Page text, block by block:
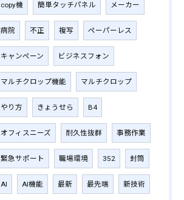
copy機 簡単タッチパネル メーカー
病院 不正 複写 ペーパーレス
キャンペーン ビジネスフォン
マルチクロップ機能 マルチクロップ
やり方 きょうせら B4
オフィスニーズ 耐久性抜群 事務作業
緊急サポート 職場環境 352 封筒
AI AI機能 最新 最先端 新技術